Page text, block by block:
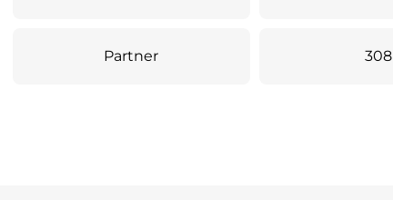
Partner 308